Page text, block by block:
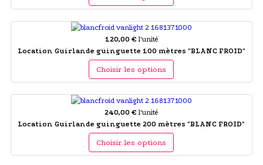
120,00 € l'unité
Location Guirlande guinguette 100 mètres "BLANC FROID"
Choisir les options
240,00 € l'unité
Location Guirlande guinguette 200 mètres "BLANC FROID"
Choisir les options